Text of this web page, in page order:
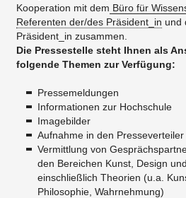
...
Kooperation mit dem Büro für
Referenten der/des Präsident_in und
Präsident_in zusammen.
Die Pressestelle steht Ihnen als
folgende Themen zur Verfügung:
Pressemeldungen
Informationen zur Hochschule
Imagebilder
Aufnahme in den Presseverteiler
Vermittlung von
den Bereichen Kunst, Design
einschließlich Theorien (u.a.
Philosophie, Wahrnehmung)